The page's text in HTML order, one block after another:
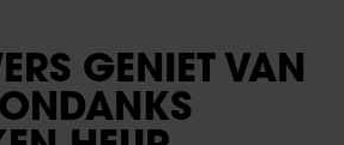
GENIET VAN